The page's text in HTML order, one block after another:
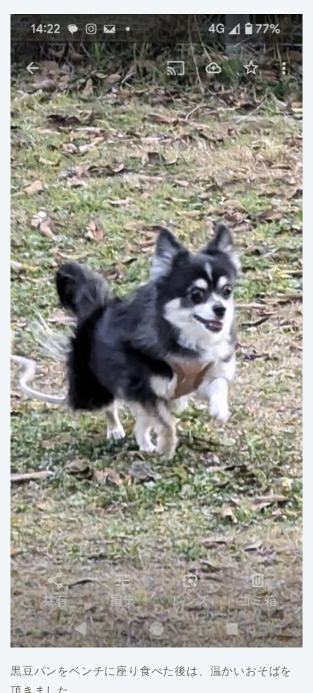
黒豆パンをベンチに座り食べた後は、温かいおそばを
頂きました。